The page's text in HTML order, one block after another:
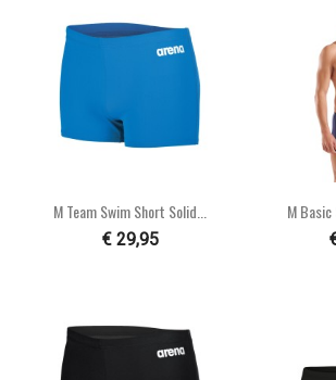
M Team Swim Short Solid...
€ 29,95
M Basic